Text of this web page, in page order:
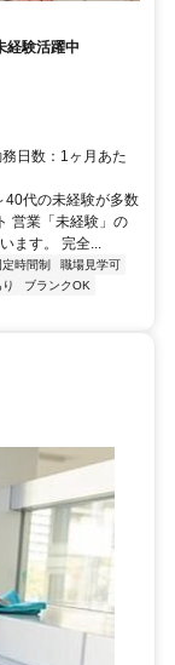
験活躍中
日数：1ヶ月あた
40代の未経験が多数
営業「未経験」の
ます。 完全...
定時間制
職場見学可
ブランクOK